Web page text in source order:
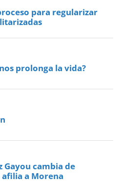
para regularizar
prolonga la vida?
Gayou cambia de
afilia a Morena